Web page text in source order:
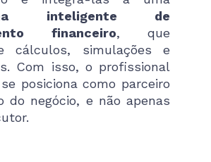
inteligente de
financeiro, que
cálculos, simulações e
Com isso, o profissional
posiciona como parceiro
do negócio, e não apenas